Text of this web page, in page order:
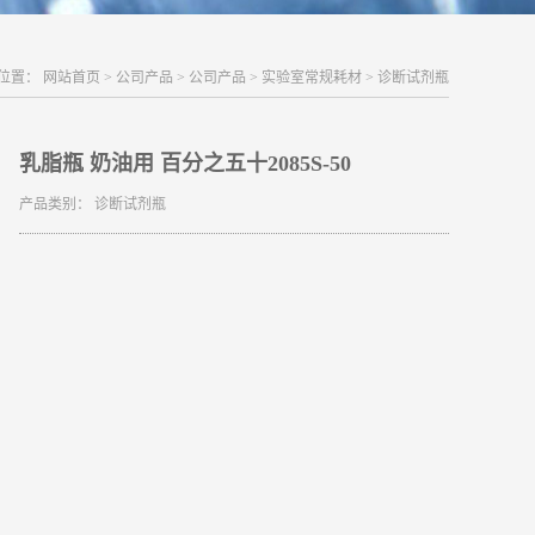
置： 网站首页 > 公司产品 > 公司产品 > 实验室常规耗材 > 诊断试剂瓶
乳脂瓶 奶油用 百分之五十2085S-50
产品类别： 诊断试剂瓶